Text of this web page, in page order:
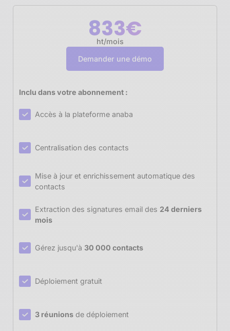
833€
ht/mois
Demander une démo
Inclu dans votre abonnement :
Accès à la plateforme anaba
Centralisation des contacts
Mise à jour et enrichissement automatique des
contacts
Extraction des signatures email des 24 derniers
mois
Gérez jusqu'à 30 000 contacts
Déploiement gratuit
3 réunionsde déploiement